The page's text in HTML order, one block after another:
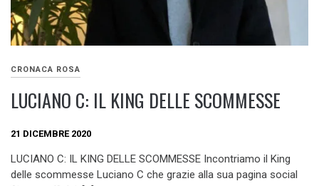
CRONACA ROSA
LUCIANO C: IL KING DELLE SCOMMESSE
21 DICEMBRE 2020
LUCIANO C: IL KING DELLE SCOMMESSE Incontriamo il King
delle scommesse Luciano C che grazie alla sua pagina social